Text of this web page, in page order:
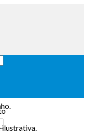
ilustrativa.